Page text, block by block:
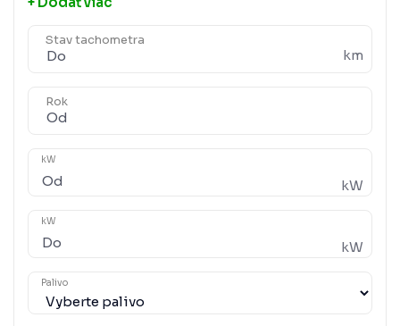
Stav tachometra
km
Rok
kW
kW
kW
kW
Palivo